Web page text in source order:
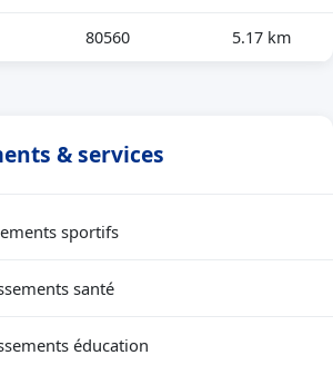
80560 5.17 km
& services
sportifs
santé
éducation